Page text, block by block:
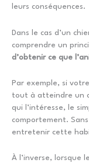
leurs conséquences.
Dans le cas d’un
comprendre un
d’obtenir ce que
Par exemple, si
tout à atteindre un
qui l’intéresse, le
comportement.
entretenir cette
À l’inverse, lorsque